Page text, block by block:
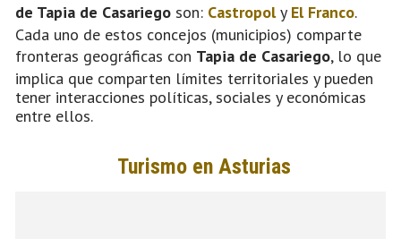
de Tapia de Casariego son: Castropoly El Franco.
Cada uno de estos concejos (municipios) comparte
fronteras geográficas con Tapia de Casariego, lo que
implica que comparten límites territoriales y pueden
tener interacciones políticas, sociales y económicas
entre ellos.